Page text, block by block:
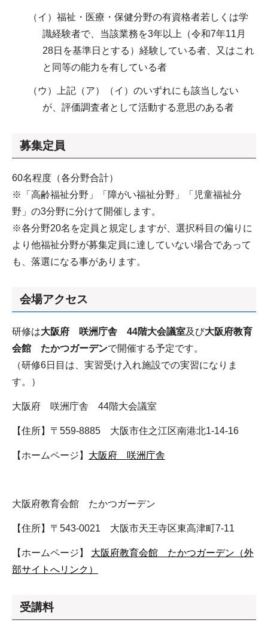
（イ）福祉・医療・保健分野の有資格者若しくは学
識経験者で、当該業務を3年以上（令和7年11月
28日を基準日とする）経験している者、又はこれ
と同等の能力を有している者
（ウ）上記（ア）（イ）のいずれにも該当しない
が、評価調査者として活動する意思のある者
募集定員
60名程度（各分野合計）
※「高齢福祉分野」「障がい福祉分野」「児童福祉分
野」の3分野に分けて開催します。
※各分野20名を定員と規定しますが、選択科目の偏りに
より他福祉分野が募集定員に達していない場合であって
も、落選になる事があります。
会場アクセス
研修は大阪府 咲洲庁舎 44階大会議室及び大阪府教育
会館 たかつガーデンで開催する予定です。
（研修6日目は、実習受け入れ施設での実習になりま
す。）
大阪府 咲洲庁舎 44階大会議室
【住所】〒559-8885 大阪市住之江区南港北1-14-16
【ホームページ】 大阪府 咲洲庁舎
大阪府教育会館 たかつガーデン
【住所】〒543-0021 大阪市天王寺区東高津町7-11
【ホームページ】 大阪府教育会館 たかつガーデン（外
部サイトへリンク）
受講料